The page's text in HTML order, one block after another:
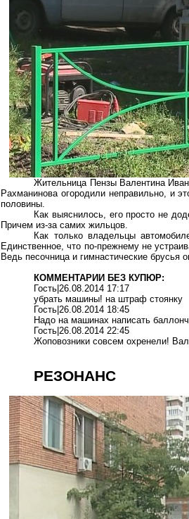
Жительница ПензыВалентина
Рахманинова огородили неправильно, и
половины.
Как выяснилось, его просто не
Причем из-за самих жильцов.
Как только владельцы
Единственное, что по-прежнему не
Ведь песочница и гимнастические брусья
КОММЕНТАРИИ БЕЗ КУПЮР:
Гость|26.08.2014 17:17
убрать машины! на штраф стоянку
Гость|26.08.2014 18:45
Надо на машинах написать
Гость|26.08.2014 22:45
Жоповозники совсемохренели!
РЕЗОНАНС